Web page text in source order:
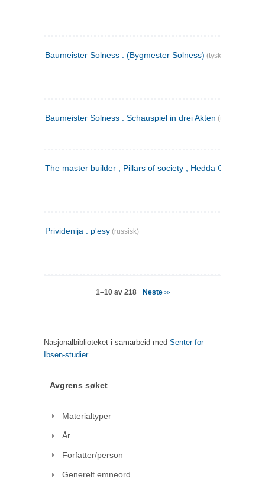
Baumeister Solness : (Bygmester Solness) (tysk)
Baumeister Solness : Schauspiel in drei Akten (tysk)
The master builder ; Pillars of society ; Hedda Gabler
Prividenija : p'esy (russisk)
1–10 av 218 Neste >>
Nasjonalbiblioteket i samarbeid med Senter for
Ibsen-studier
Avgrens søket
Materialtyper
År
Forfatter/person
Generelt emneord